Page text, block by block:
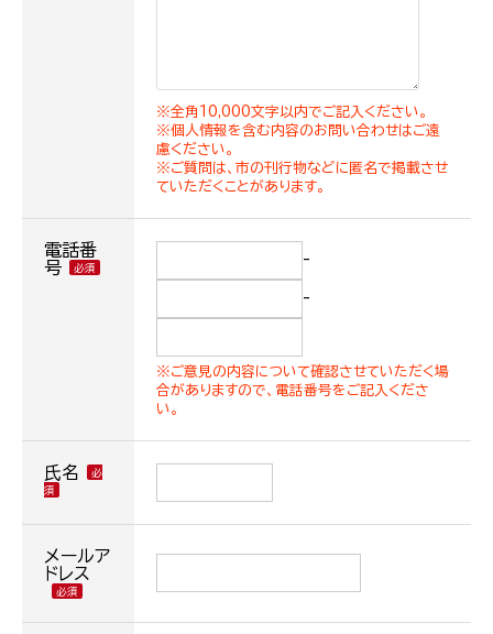
※全角10,000文字以内でご記入ください。
※個人情報を含む内容のお問い合わせはご遠
慮ください。
※ご質問は、市の刊行物などに匿名で掲載させ
ていただくことがあります。
電話番
号
-
-
※ご意見の内容について確認させていただく場
合がありますので、電話番号をご記入くださ
い。
氏名
メールア
ドレス